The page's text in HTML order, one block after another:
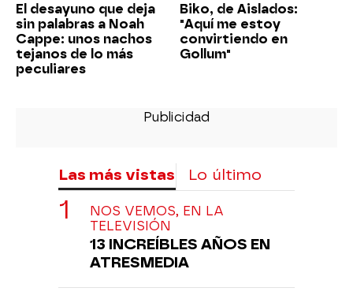
El desayuno que deja
sin palabras a Noah
Cappe: unos nachos
tejanos de lo más
peculiares
Biko, de Aislados:
"Aquí me estoy
convirtiendo en
Gollum"
Las más vistas Lo último
NOS VEMOS, EN LA
TELEVISIÓN
13 INCREÍBLES AÑOS EN
ATRESMEDIA